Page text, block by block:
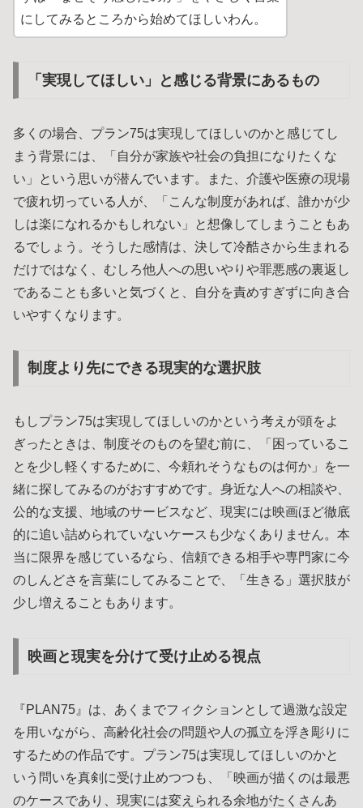
にしてみるところから始めてほしいわん。
「実現してほしい」と感じる背景にあるもの
多くの場合、プラン75は実現してほしいのかと感じてし
まう背景には、「自分が家族や社会の負担になりたくな
い」という思いが潜んでいます。また、介護や医療の現場
で疲れ切っている人が、「こんな制度があれば、誰かが少
しは楽になれるかもしれない」と想像してしまうこともあ
るでしょう。そうした感情は、決して冷酷さから生まれる
だけではなく、むしろ他人への思いやりや罪悪感の裏返し
であることも多いと気づくと、自分を責めすぎずに向き合
いやすくなります。
制度より先にできる現実的な選択肢
もしプラン75は実現してほしいのかという考えが頭をよ
ぎったときは、制度そのものを望む前に、「困っているこ
とを少し軽くするために、今頼れそうなものは何か」を一
緒に探してみるのがおすすめです。身近な人への相談や、
公的な支援、地域のサービスなど、現実には映画ほど徹底
的に追い詰められていないケースも少なくありません。本
当に限界を感じているなら、信頼できる相手や専門家に今
のしんどさを言葉にしてみることで、「生きる」選択肢が
少し増えることもあります。
映画と現実を分けて受け止める視点
『PLAN75』は、あくまでフィクションとして過激な設定
を用いながら、高齢化社会の問題や人の孤立を浮き彫りに
するための作品です。プラン75は実現してほしいのかと
いう問いを真剣に受け止めつつも、「映画が描くのは最悪
のケースであり、現実には変えられる余地がたくさんあ